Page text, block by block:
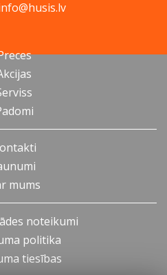
mums
noteikumi
politika
tiesības